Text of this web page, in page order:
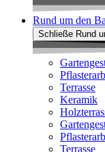
Rund um den
Schließe Rund
Terrasse
Keramik
Terrasse